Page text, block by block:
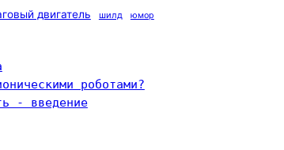
двигатель шилд юмор
роботами?
- введение